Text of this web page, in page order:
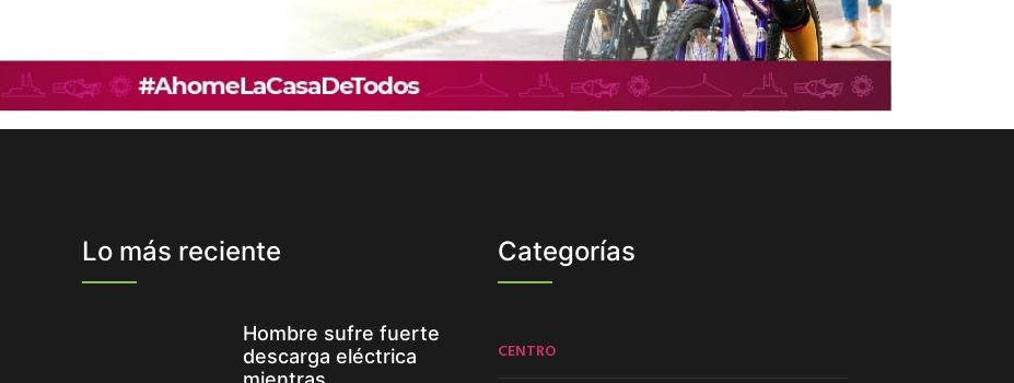
Lo más reciente
Hombre sufre fuerte
descarga eléctrica
Categorías
CENTRO